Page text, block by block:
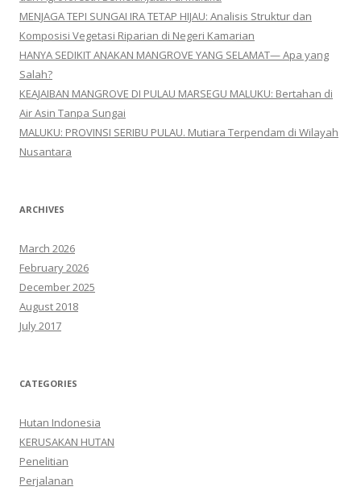
MENJAGA TEPI SUNGAI IRA TETAP HIJAU: Analisis Struktur dan
Komposisi Vegetasi Riparian di Negeri Kamarian
HANYA SEDIKIT ANAKAN MANGROVE YANG SELAMAT— Apa yang
Salah?
KEAJAIBAN MANGROVE DI PULAU MARSEGU MALUKU: Bertahan di
Air Asin Tanpa Sungai
MALUKU: PROVINSI SERIBU PULAU. Mutiara Terpendam di Wilayah
Nusantara
ARCHIVES
March 2026
February 2026
December 2025
August 2018
July 2017
CATEGORIES
Hutan Indonesia
KERUSAKAN HUTAN
Penelitian
Perjalanan